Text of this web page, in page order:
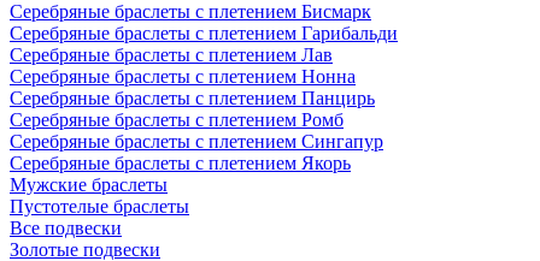
Серебряные браслеты с плетением Бисмарк
Серебряные браслеты с плетением Гарибальди
Серебряные браслеты с плетением Лав
Серебряные браслеты с плетением Нонна
Серебряные браслеты с плетением Панцирь
Серебряные браслеты с плетением Ромб
Серебряные браслеты с плетением Сингапур
Серебряные браслеты с плетением Якорь
Мужские браслеты
Пустотелые браслеты
Все подвески
Золотые подвески